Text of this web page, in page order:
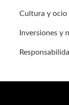
Cultura y ocio
Inversiones y